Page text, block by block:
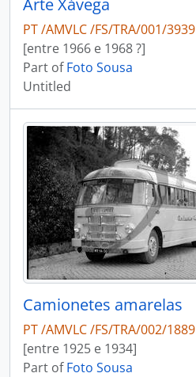
Arte Xávega
PT /AMVLC /FS/TRA/001/3939
[entre 1966 e 1968 ?]
Part ofFoto Sousa
Untitled
Camionetes amarelas
PT /AMVLC /FS/TRA/002/1889
[entre 1925 e 1934]
Part ofFoto Sousa